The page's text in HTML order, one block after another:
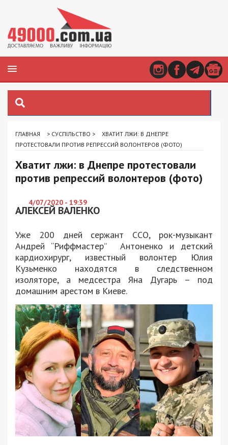
ГЛАВНАЯ > СУСПІЛЬСТВО >
ХВАТИТ ЛЖИ: В ДНЕПРЕ
ПРОТЕСТОВАЛИ ПРОТИВ РЕПРЕССИЙ ВОЛОНТЕРОВ (ФОТО)
Хватит лжи: в Днепре протестовали
против репрессий волонтеров (фото)
4/07/2020 - 19:39
АЛЕКСЕЙ ВАЛЕНКО
Уже 200 дней сержант ССО, рок-музыкант
Андрей “Риффмастер” Антоненко и детский
кардиохирург, известный волонтер Юлия
Кузьменко находятся в следственном
изоляторе, а медсестра Яна Дугарь – под
домашним арестом в Киеве.